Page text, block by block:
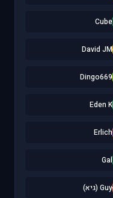
Cube
David JM
Dingo669
Eden K
Erlich
Gal
Guy (גיא)